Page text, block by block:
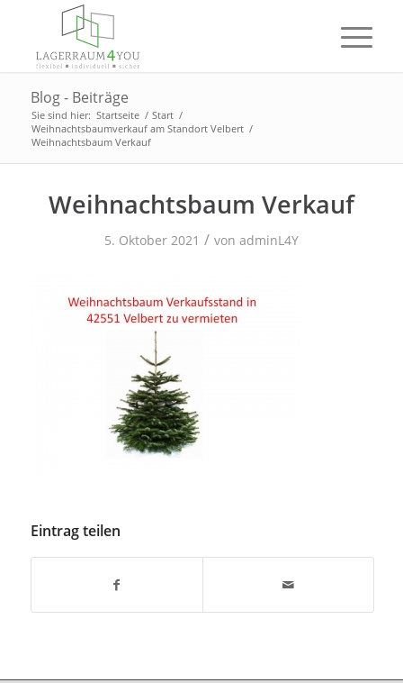
Blog - Beiträge
Sie sind hier: Startseite / Start /
Weihnachtsbaumverkauf am Standort Velbert /
Weihnachtsbaum Verkauf
Weihnachtsbaum Verkauf
5. Oktober 2021 / von adminL4Y
Eintrag teilen